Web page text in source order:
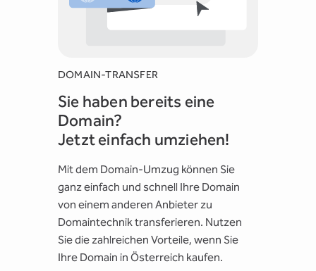
DOMAIN-TRANSFER
Sie haben bereits eine
Domain?
Jetzt einfach umziehen!
Mit dem Domain-Umzug können Sie
ganz einfach und schnell Ihre Domain
von einem anderen Anbieter zu
Domaintechnik transferieren. Nutzen
Sie die zahlreichen Vorteile, wenn Sie
Ihre Domain in Österreich kaufen.